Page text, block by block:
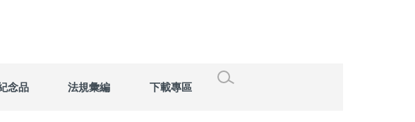
念品 法規彙編 下載專區